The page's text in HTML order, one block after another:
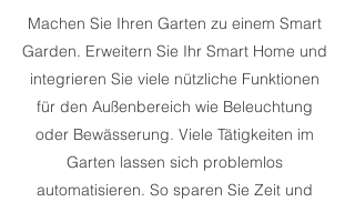
Machen Sie Ihren Garten zu einem Smart
Garden. Erweitern Sie Ihr Smart Home und
integrieren Sie viele nützliche Funktionen
für den Außenbereich wie Beleuchtung
oder Bewässerung. Viele Tätigkeiten im
Garten lassen sich problemlos
automatisieren. So sparen Sie Zeit und